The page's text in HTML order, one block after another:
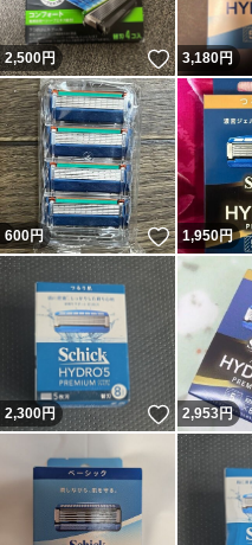
2,500円 いいね！
3,180円
600円 いいね！
1,950円
2,300円 いいね！
2,953円